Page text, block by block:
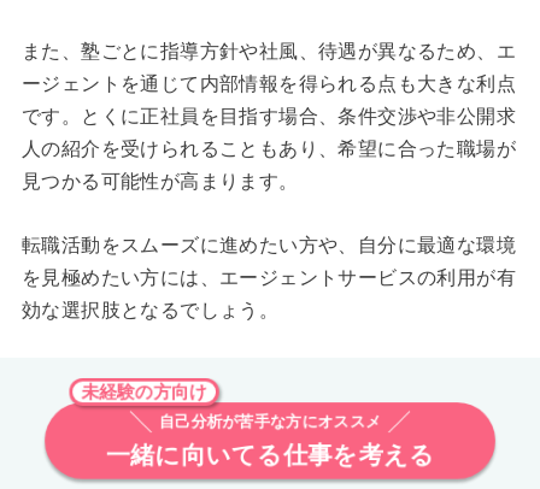
また、塾ごとに指導方針や社風、待遇が異なるため、エ
ージェントを通じて内部情報を得られる点も大きな利点
です。とくに正社員を目指す場合、条件交渉や非公開求
人の紹介を受けられることもあり、希望に合った職場が
見つかる可能性が高まります。
転職活動をスムーズに進めたい方や、自分に最適な環境
を見極めたい方には、エージェントサービスの利用が有
効な選択肢となるでしょう。
未経験の方向け
自己分析が苦手な方にオススメ
一緒に向いてる仕事を考える